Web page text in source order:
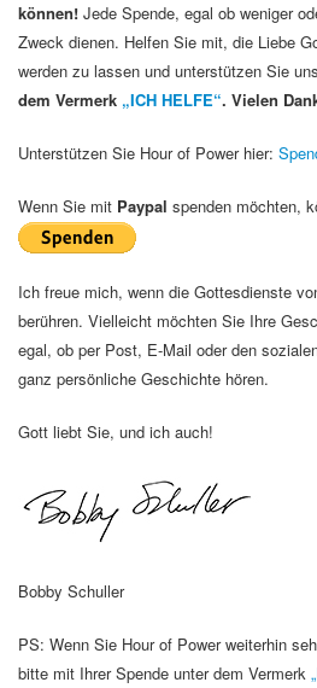
können! Jede Spende, egal ob weniger
Zweck dienen. Helfen Sie mit, die Liebe
werden zu lassen und unterstützen Sie uns
dem Vermerk „ICH HELFE“. Vielen
Unterstützen Sie Hour of Power hier:
Wenn Sie mit Paypal spenden möchten,
Ich freue mich, wenn die Gottesdienste
berühren. Vielleicht möchten Sie Ihre
egal, ob per Post, E-Mail oder den
ganz persönliche Geschichte hören.
Gott liebt Sie, und ich auch!
Bobby Schuller
PS: Wenn Sie Hour of Power weiterhin
bitte mit Ihrer Spende unter dem Vermerk